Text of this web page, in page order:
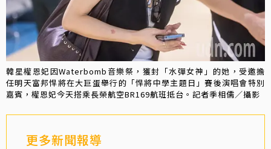
韓星權恩妃因Waterbomb音樂祭，獲封「水彈女神」的她，受邀擔
任明天富邦悍將在大巨蛋舉行的「悍將中學主題日」賽後演唱會特別
嘉賓，權恩妃今天搭乘長榮航空BR169航班抵台。記者季相儒／攝影
更多新聞報導